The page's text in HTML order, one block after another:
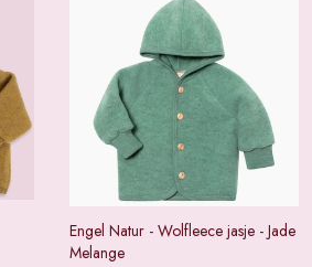
Engel Natur - Wolfleece jasje - Jade
Melange